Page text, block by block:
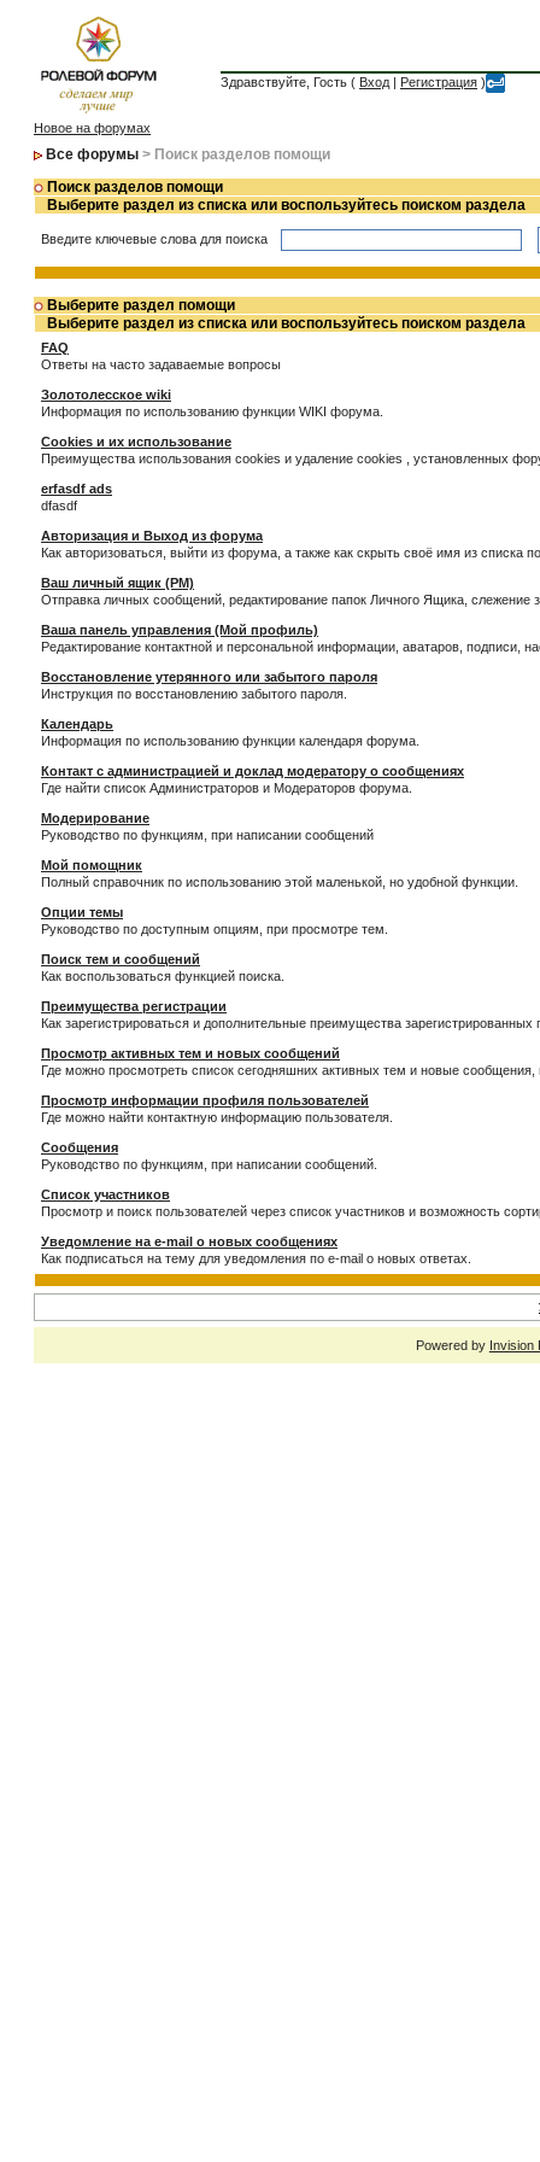
Здравствуйте, Гость ( Вход | Регистрация )
Новое на форумах
Все форумы > Поиск разделов помощи
Поиск разделов помощи
Выберите раздел из списка или воспользуйтесь поиском раздела
Введите ключевые слова для поиска
Выберите раздел помощи
Выберите раздел из списка или воспользуйтесь поиском раздела
FAQ
Ответы на часто задаваемые вопросы
Золотолесское wiki
Информация по использованию функции WIKI форума.
Cookies и их использование
Преимущества использования cookies и удаление cookies , установленных
erfasdf ads
dfasdf
Авторизация и Выход из форума
Как авторизоваться, выйти из форума, а также как скрыть своё имя из списка
Ваш личный ящик (PM)
Отправка личных сообщений, редактирование папок Личного Ящика,
Ваша панель управления (Мой профиль)
Редактирование контактной и персональной информации, аватаров,
Восстановление утерянного или забытого пароля
Инструкция по восстановлению забытого пароля.
Календарь
Информация по использованию функции календаря форума.
Контакт с администрацией и доклад модератору о сообщениях
Где найти список Администраторов и Модераторов форума.
Модерирование
Руководство по функциям, при написании сообщений
Мой помощник
Полный справочник по использованию этой маленькой, но удобной функции.
Опции темы
Руководство по доступным опциям, при просмотре тем.
Поиск тем и сообщений
Как воспользоваться функцией поиска.
Преимущества регистрации
Как зарегистрироваться и дополнительные преимущества зарегистрированных
Просмотр активных тем и новых сообщений
Где можно просмотреть список сегодняшних активных тем и новые
Просмотр информации профиля пользователей
Где можно найти контактную информацию пользователя.
Сообщения
Руководство по функциям, при написании сообщений.
Список участников
Просмотр и поиск пользователей через список участников и возможность
Уведомление на e-mail о новых сообщениях
Как подписаться на тему для уведомления по e-mail о новых ответах.
Powered by Invision